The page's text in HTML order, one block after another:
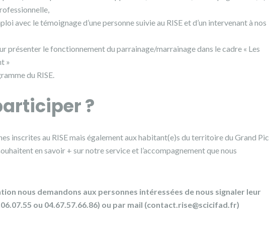
avec le témoignage d’une personne suivie au RISE et d’un intervenant à nos
présenter le fonctionnement du parrainage/marrainage dans le cadre « Les
»
du RISE.
?
inscrites au RISE mais également aux habitant(e)s du territoire du Grand Pic
en savoir + sur notre service et l’accompagnement que nous
nous demandons aux personnes intéressées de nous signaler leur
ou 04.67.57.66.86) ou par mail (contact.rise@scicifad.fr)